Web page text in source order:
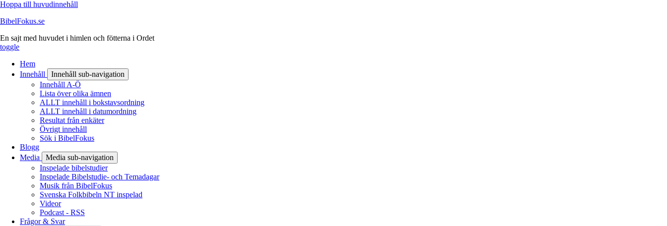
Hoppa till huvudinnehåll
BibelFokus.se
En sajt med huvudet i himlen och fötterna i Ordet
toggle
Hem
Innehåll
Innehåll sub-navigation
Innehåll A-Ö
Lista över olika ämnen
ALLT innehåll i bokstavsordning
ALLT innehåll i datumordning
Resultat från enkäter
Övrigt innehåll
Sök i BibelFokus
Blogg
Media
Media sub-navigation
Inspelade bibelstudier
Inspelade Bibelstudie- och Temadagar
Musik från BibelFokus
Svenska Folkbibeln NT inspelad
Videor
Podcast - RSS
Frågor & Svar